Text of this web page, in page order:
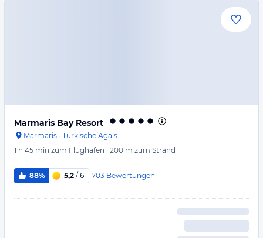
Marmaris Bay Resort
Marmaris · Türkische Ägäis
1 h 45 min zum Flughafen · 200 m zum Strand
88% 5,2 / 6 703 Bewertungen